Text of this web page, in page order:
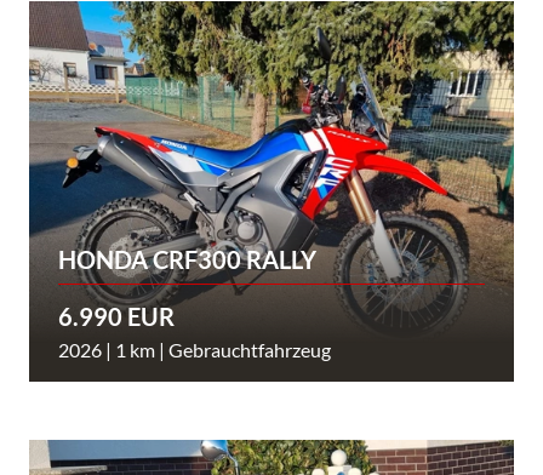
HONDA CRF300 RALLY
6.990 EUR
2026 | 1 km | Gebrauchtfahrzeug